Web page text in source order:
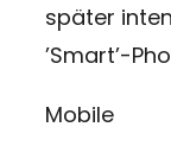
später
’Smart’-
Mobile